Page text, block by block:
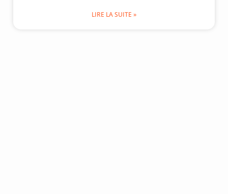
LIRE LA SUITE »